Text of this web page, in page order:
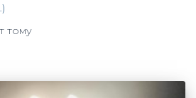
тому